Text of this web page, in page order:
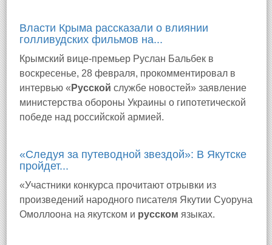
Власти Крыма рассказали о влиянии
голливудских фильмов на...
Крымский вице-премьер Руслан Бальбек в
воскресенье, 28 февраля, прокомментировал в
интервью « Русской службе новостей» заявление
министерства обороны Украины о гипотетической
победе над российской армией.
«Следуя за путеводной звездой»: В Якутске
пройдет...
«Участники конкурса прочитают отрывки из
произведений народного писателя Якутии Суоруна
Омоллоона на якутском и русском языках.